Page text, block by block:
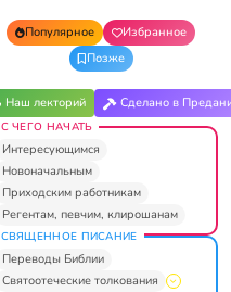
Популярное
Избранное
Позже
Наш лекторий Сделано в
С ЧЕГО НАЧАТЬ
Интересующимся
Новоначальным
Приходским работникам
Регентам, певчим, клирошанам
СВЯЩЕННОЕ ПИСАНИЕ
Переводы Библии
Святоотеческие толкования